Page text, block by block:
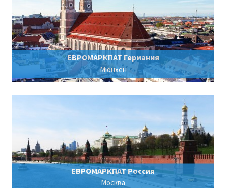
ЕВРОМАРКПАТ Германия
Мюнхен
ЕВРОМАРКПАТ Россия
Москва